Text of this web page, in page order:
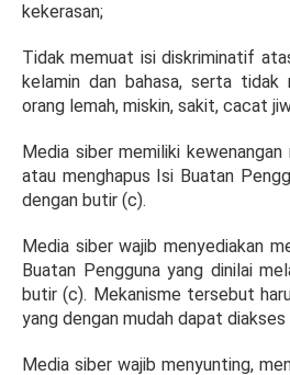
kekerasan;
Tidak memuat isi diskriminatif
kelamin dan bahasa, serta tidak
orang lemah, miskin, sakit, cacat
Media siber memiliki
atau menghapus Isi Buatan
dengan butir (c).
Media siber wajib menyediakan
Buatan Pengguna yang dinilai
butir (c). Mekanisme tersebut
yang dengan mudah dapat diakses
Media siber wajib menyunting,